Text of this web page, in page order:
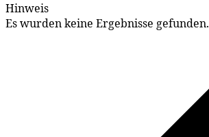
Hinweis
Es wurden keine Ergebnisse gefunden.